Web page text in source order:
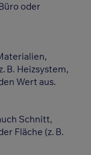
oder
B. Heizsystem,
Wert aus.
Schnitt,
Fläche (z. B.